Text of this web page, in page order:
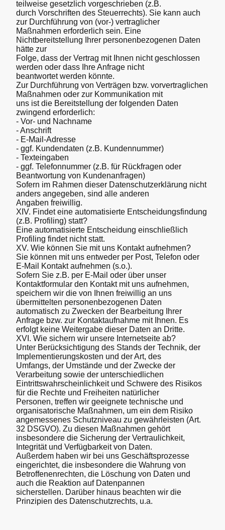
teilweise gesetzlich vorgeschrieben (z.B.
durch Vorschriften des Steuerrechts). Sie kann auch
zur Durchführung von (vor-) vertraglicher
Maßnahmen erforderlich sein. Eine
Nichtbereitstellung Ihrer personenbezogenen Daten
hätte zur
Folge, dass der Vertrag mit Ihnen nicht geschlossen
werden oder dass Ihre Anfrage nicht
beantwortet werden könnte.
Zur Durchführung von Verträgen bzw. vorvertraglichen
Maßnahmen oder zur Kommunikation mit
uns ist die Bereitstellung der folgenden Daten
zwingend erforderlich:
- Vor- und Nachname
- Anschrift
- E-Mail-Adresse
- ggf. Kundendaten (z.B. Kundennummer)
- Texteingaben
- ggf. Telefonnummer (z.B. für Rückfragen oder
Beantwortung von Kundenanfragen)
Sofern im Rahmen dieser Datenschutzerklärung nicht
anders angegeben, sind alle anderen
Angaben freiwillig.
XIV. Findet eine automatisierte Entscheidungsfindung
(z.B. Profiling) statt?
Eine automatisierte Entscheidung einschließlich
Profiling findet nicht statt.
XV. Wie können Sie mit uns Kontakt aufnehmen?
Sie können mit uns entweder per Post, Telefon oder
E‐Mail Kontakt aufnehmen (s.o.).
Sofern Sie z.B. per E-Mail oder über unser
Kontaktformular den Kontakt mit uns aufnehmen,
speichern wir die von Ihnen freiwillig an uns
übermittelten personenbezogenen Daten
automatisch zu Zwecken der Bearbeitung Ihrer
Anfrage bzw. zur Kontaktaufnahme mit Ihnen. Es
erfolgt keine Weitergabe dieser Daten an Dritte.
XVI. Wie sichern wir unsere Internetseite ab?
Unter Berücksichtigung des Stands der Technik, der
Implementierungskosten und der Art, des
Umfangs, der Umstände und der Zwecke der
Verarbeitung sowie der unterschiedlichen
Eintrittswahrscheinlichkeit und Schwere des Risikos
für die Rechte und Freiheiten natürlicher
Personen, treffen wir geeignete technische und
organisatorische Maßnahmen, um ein dem Risiko
angemessenes Schutzniveau zu gewährleisten (Art.
32 DSGVO). Zu diesen Maßnahmen gehört
insbesondere die Sicherung der Vertraulichkeit,
Integrität und Verfügbarkeit von Daten.
Außerdem haben wir bei uns Geschäftsprozesse
eingerichtet, die insbesondere die Wahrung von
Betroffenenrechten, die Löschung von Daten und
auch die Reaktion auf Datenpannen
sicherstellen. Darüber hinaus beachten wir die
Prinzipien des Datenschutzrechts, u.a.